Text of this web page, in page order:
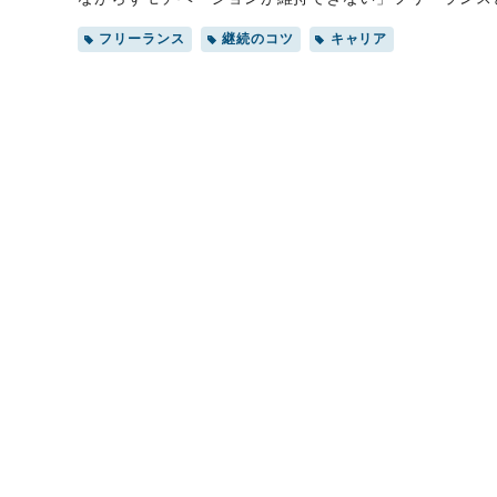
向を見失いそうになることもあるでしょう。本記事で
ちな失敗パターンまでを解説します。目標設定ができ
フリーランス 継続のコツ キャリア